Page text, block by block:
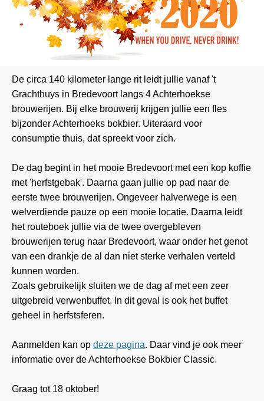
De circa 140 kilometer lange rit leidt jullie vanaf 't
Grachthuys in Bredevoort langs 4 Achterhoekse
brouwerijen. Bij elke brouwerij krijgen jullie een fles
bijzonder Achterhoeks bokbier. Uiteraard voor
consumptie thuis, dat spreekt voor zich.
De dag begint in het mooie Bredevoort met een kop koffie
met 'herfstgebak'. Daarna gaan jullie op pad naar de
eerste twee brouwerijen. Ongeveer halverwege is een
welverdiende pauze op een mooie locatie. Daarna leidt
het routeboek jullie via de twee overgebleven
brouwerijen terug naar Bredevoort, waar onder het genot
van een drankje de al dan niet sterke verhalen verteld
kunnen worden.
Zoals gebruikelijk sluiten we de dag af met een zeer
uitgebreid verwenbuffet. In dit geval is ook het buffet
geheel in herfstsferen.
Aanmelden kan op deze pagina. Daar vind je ook meer
informatie over de Achterhoekse Bokbier Classic.
Graag tot 18 oktober!